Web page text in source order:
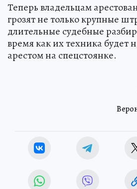
Теперь владельцам
грозят не только крупные
длительные судебные
время как их техника будет
арестом на спецстоянке.